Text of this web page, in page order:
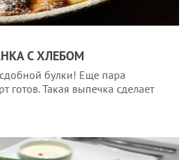
С ХЛЕБОМ
булки! Еще пара
готов. Такая выпечка сделает